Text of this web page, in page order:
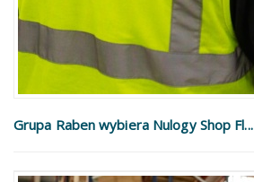
Grupa Raben wybiera Nulogy Shop Fl...